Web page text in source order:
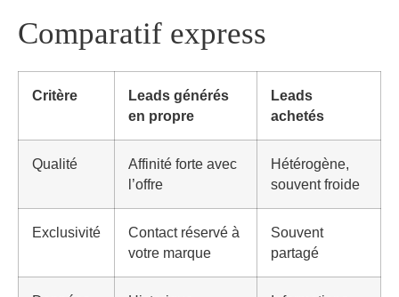
Comparatif express
Critère
Leads générés
en propre
Leads
achetés
Qualité
Affinité forte avec
l’offre
Hétérogène,
souvent froide
Exclusivité
Contact réservé à
votre marque
Souvent
partagé